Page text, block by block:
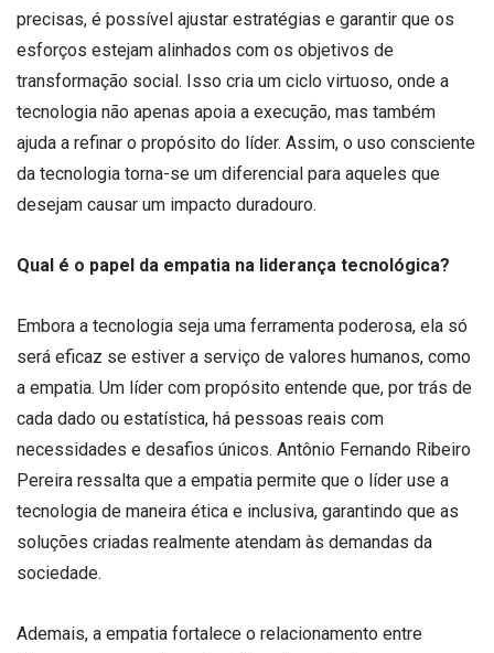
precisas, é possível ajustar estratégias e garantir que os
esforços estejam alinhados com os objetivos de
transformação social. Isso cria um ciclo virtuoso, onde a
tecnologia não apenas apoia a execução, mas também
ajuda a refinar o propósito do líder. Assim, o uso consciente
da tecnologia torna-se um diferencial para aqueles que
desejam causar um impacto duradouro.
Qual é o papel da empatia na liderança tecnológica?
Embora a tecnologia seja uma ferramenta poderosa, ela só
será eficaz se estiver a serviço de valores humanos, como
a empatia. Um líder com propósito entende que, por trás de
cada dado ou estatística, há pessoas reais com
necessidades e desafios únicos. Antônio Fernando Ribeiro
Pereira ressalta que a empatia permite que o líder use a
tecnologia de maneira ética e inclusiva, garantindo que as
soluções criadas realmente atendam às demandas da
sociedade.
Ademais, a empatia fortalece o relacionamento entre